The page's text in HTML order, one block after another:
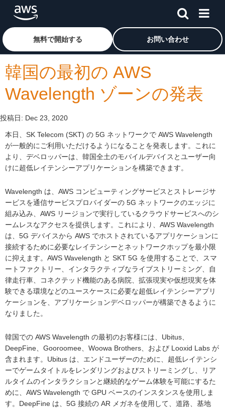
メインコンテンツに移動
アマゾン ウェブ サービスのホームページに戻るには、こ
無料で開始する お問い合わせ
韓国の最初の AWS
Wavelength ゾーンの発表
投稿日: Dec 23, 2020
本日、SK Telecom (SKT) の 5G ネットワークで AWS Wavelength
が一般的にご利用いただけるようになることを発表します。これに
より、デベロッパーは、韓国全土のモバイルデバイスとユーザー向
けに超低レイテンシーアプリケーションを構築できます。
Wavelength は、AWS コンピューティングサービスとストレージサ
ービスを通信サービスプロバイダーの 5G ネットワークのエッジに
組み込み、AWS リージョンで実行しているクラウドサービスへのシ
ームレスなアクセスを提供します。これにより、AWS Wavelength
は、5G デバイスから AWS でホストされているアプリケーションに
接続するために必要なレイテンシーとネットワークホップを最小限
に抑えます。AWS Wavelength と SKT 5G を使用することで、スマ
ートファクトリー、インタラクティブなライブストリーミング、自
律走行車、コネクテッド機能のある病院、拡張現実や仮想現実を体
験できる環境などのユースケースに必要な超低レイテンシーアプリ
ケーションを、アプリケーションデベロッパーが構築できるように
なりました。
韓国での AWS Wavelength の最初のお客様には、Ubitus、
DeepFine、Gooroomee、Woowa Brothers、および Looxid Labs が
含まれます。Ubitus は、エンドユーザーのために、超低レイテンシ
ーでゲームタイトルをレンダリングおよびストリーミングし、リア
ルタイムのインタラクションと継続的なゲーム体験を可能にするた
めに、AWS Wavelength で GPU ベースのインスタンスを使用しま
す。DeepFine は、5G 接続の AR メガネを使用して、道路、基地